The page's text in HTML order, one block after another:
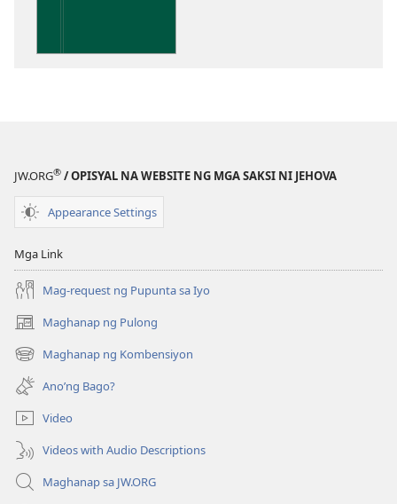
JW.ORG® / OPISYAL NA WEBSITE NG MGA SAKSI NI JEHOVA
Appearance Settings
Mga Link
Mag-request ng Pupunta sa Iyo
Maghanap ng Pulong
(may
bubukas
na
bagong
window)
Maghanap ng Kombensiyon
(may
bubukas
na
bagong
window)
Ano’ng Bago?
Video
Videos with Audio Descriptions
Maghanap sa JW.ORG